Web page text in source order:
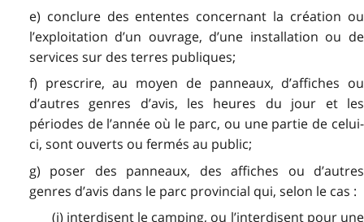
e) conclure des ententes concernant la création ou
l’exploitation d’un ouvrage, d’une installation ou de
services sur des terres publiques;
f) prescrire, au moyen de panneaux, d’affiches ou
d’autres genres d’avis, les heures du jour et les
périodes de l’année où le parc, ou une partie de celui-
ci, sont ouverts ou fermés au public;
g) poser des panneaux, des affiches ou d’autres
genres d’avis dans le parc provincial qui, selon le cas :
(i) interdisent le camping, ou l’interdisent pour une